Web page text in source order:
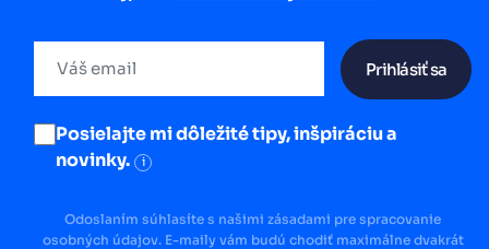
Prihlásiť sa
Posielajte mi dôležité tipy, inšpiráciu a
novinky.
i
Odoslaním súhlasíte s našimi zásadami pre spracovanie
osobných údajov. E-maily vám budú chodiť maximálne dvakrát